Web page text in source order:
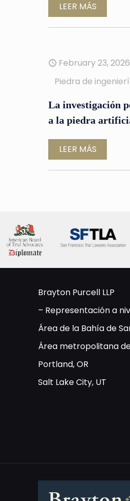
LEER MÁS
February 23, 2026
Piedra de
La investigación
a la piedra
LEER MÁS
Brayton Purcell LLP
– Representación a
Área de la Bahía de
Área metropolitana
Portland, OR
Salt Lake City, UT